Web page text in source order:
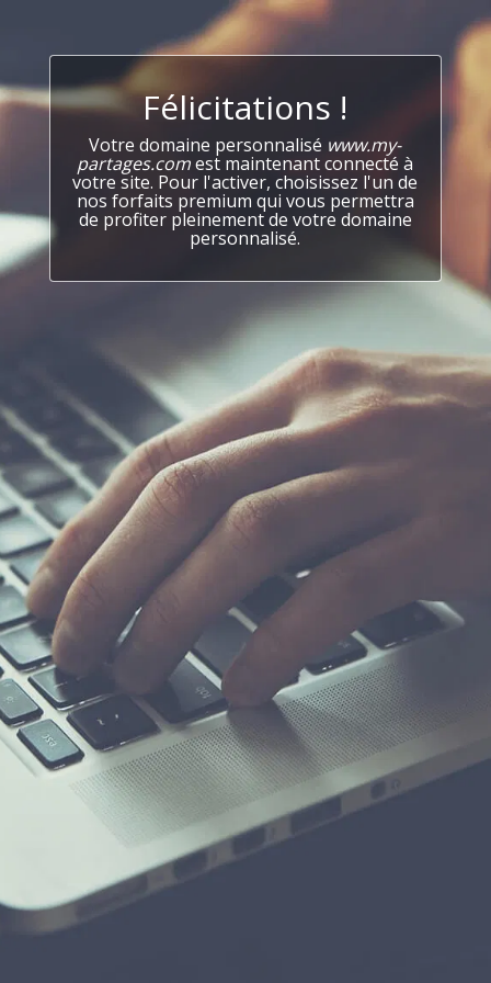
Félicitations !
Votre domaine personnalisé www.my-
partages.comest maintenant connecté à
votre site. Pour l'activer, choisissez l'un de
nos forfaits premium qui vous permettra
de profiter pleinement de votre domaine
personnalisé.